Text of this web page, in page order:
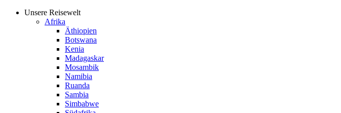
Unsere Reisewelt
Afrika
Äthiopien
Botswana
Kenia
Madagaskar
Mosambik
Namibia
Ruanda
Sambia
Simbabwe